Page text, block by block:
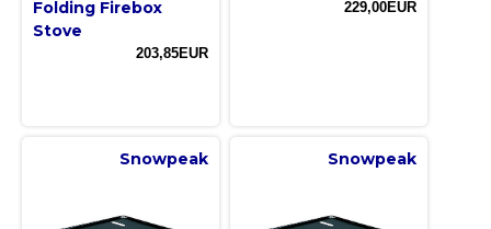
Folding Firebox
Stove
203,85EUR
229,00EUR
Snowpeak Snowpeak